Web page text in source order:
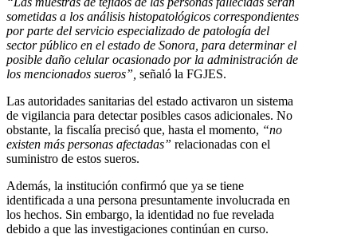
sometidas a los análisis histopatológicos correspondientes
por parte del servicio especializado de patología del
sector público en el estado de Sonora, para determinar el
posible daño celular ocasionado por la administración de
los mencionados sueros”, señaló la FGJES.
Las autoridades sanitarias del estado activaron un sistema
de vigilancia para detectar posibles casos adicionales. No
obstante, la fiscalía precisó que, hasta el momento, “no
existen más personas afectadas” relacionadas con el
suministro de estos sueros.
Además, la institución confirmó que ya se tiene
identificada a una persona presuntamente involucrada en
los hechos. Sin embargo, la identidad no fue revelada
debido a que las investigaciones continúan en curso.